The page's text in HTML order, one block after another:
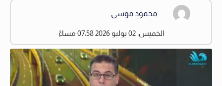
محمود موسى
الخميس، 02 يوليو 2026 07:58 مساءً